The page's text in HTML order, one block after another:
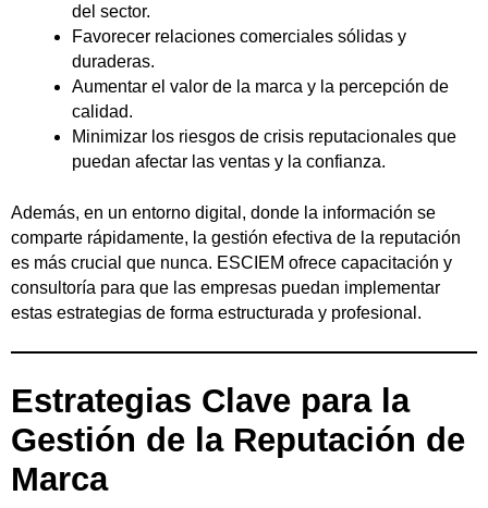
del sector.
Favorecer relaciones comerciales sólidas y
duraderas.
Aumentar el valor de la marca y la percepción de
calidad.
Minimizar los riesgos de crisis reputacionales que
puedan afectar las ventas y la confianza.
Además, en un entorno digital, donde la información se
comparte rápidamente, la gestión efectiva de la reputación
es más crucial que nunca. ESCIEM ofrece capacitación y
consultoría para que las empresas puedan implementar
estas estrategias de forma estructurada y profesional.
Estrategias Clave para la
Gestión de la Reputación de
Marca